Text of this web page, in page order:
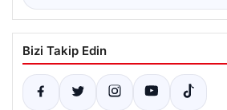
Bizi Takip Edin